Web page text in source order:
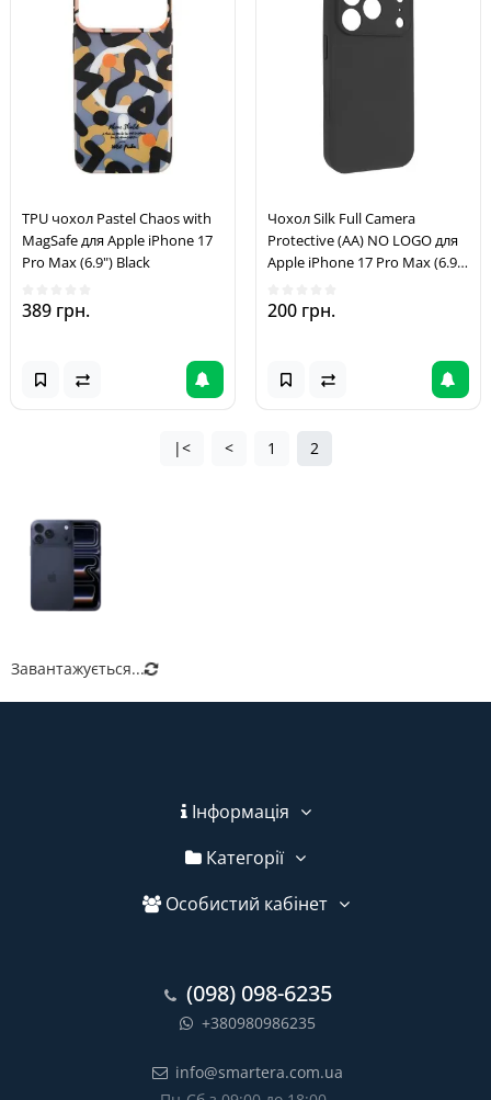
TPU чохол Pastel Chaos with
MagSafe для Apple iPhone 17
Pro Max (6.9") Black
389 грн.
Чохол Silk Full Camera
Protective (AA) NO LOGO для
Apple iPhone 17 Pro Max (6.9")
200 грн.
|< < 1 2
Завантажується...
Інформація
Категорії
Особистий кабінет
(098) 098-6235
+380980986235
info@smartera.com.ua